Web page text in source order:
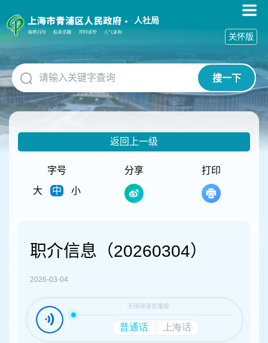
障
碍
作
说
明
跳
到
网
人社局
搜一下
关怀版
返回上一级
字号
大
中 小
分享 打印
职介信息（20260304）
2026-03-04